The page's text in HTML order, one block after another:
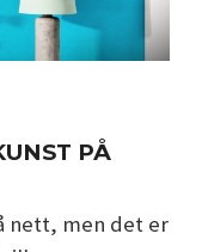
PÅ
nett, men det er